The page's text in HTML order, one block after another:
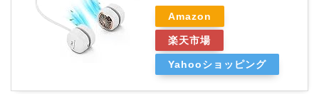
Amazon
楽天市場
Yahooショッピング